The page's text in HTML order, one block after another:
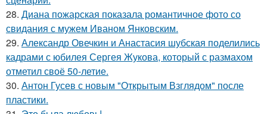
28. Диана пожарская показала романтичное фото со
свидания с мужем Иваном Янковским.
29. Александр Овечкин и Анастасия шубская поделились
кадрами с юбилея Сергея Жукова, который с размахом
отметил своё 50-летие.
30. Антон Гусев с новым "Открытым Взглядом" после
пластики.